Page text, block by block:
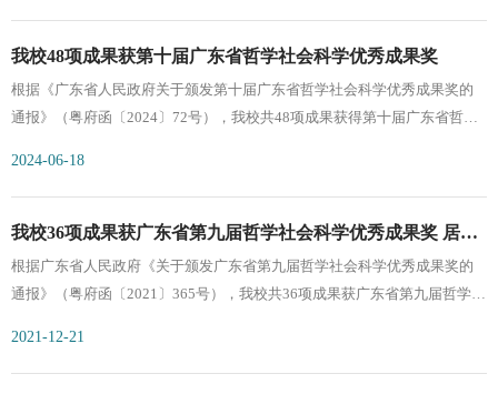
文社会科学）获奖清单序号成果名称成果类型学科类别申报人等级1视觉修
辞学著作新闻学与传播学刘涛一等奖2中国新闻漫画发展史著作新闻学与传
播学甘险峰二等奖3交易所问询函有监管作用吗？——基于并购重组报告书
的文本分析论文管理学李晓溪二等奖4新中国精神与文学经典的生成论文中
合三等奖6Country-level Institutions and Management EarningsForecasts论文
著作经济学覃成林三等奖10《法书要录》的两个传本系统及相关问题考述
论文艺术学陈志平三等奖从学科分布来看，共有6个学科的成果获奖，其
中：新闻学与
我校48项成果获第十届广东省哲学社会科学优秀成果奖
根据《广东省人民政府关于颁发第十届广东省哲学社会科学优秀成果奖的
通报》（粤府函〔2024〕72号），我校共48项成果获得第十届广东省哲学
从学院分布来看，共有14个学院获奖。其中，文学院获11项，居首位；新
闻与传播学院获7项，位列第二位；经济学院获6项，位列第三；公共管理
学院/应急管理学院获5项；马克思主义学院、管理学院各获3项；华文学
院、国际关系学院/华侨华人研究院、深圳旅游学院、经济与社会研究院、
获1项。从学科分布看，共有16个学科的成果获奖。其中，理论经济学•应
2024-06-18
我校36项成果获广东省第九届哲学社会科学优秀成果奖 居全
省第二
根据广东省人民政府《关于颁发广东省第九届哲学社会科学优秀成果奖的
通报》（粤府函〔2021〕365号），我校共36项成果获广东省第九届哲学社
9项。 从学院分布来看，共有13个学院获奖。其中，管理学院获10项，居首
2021-12-21